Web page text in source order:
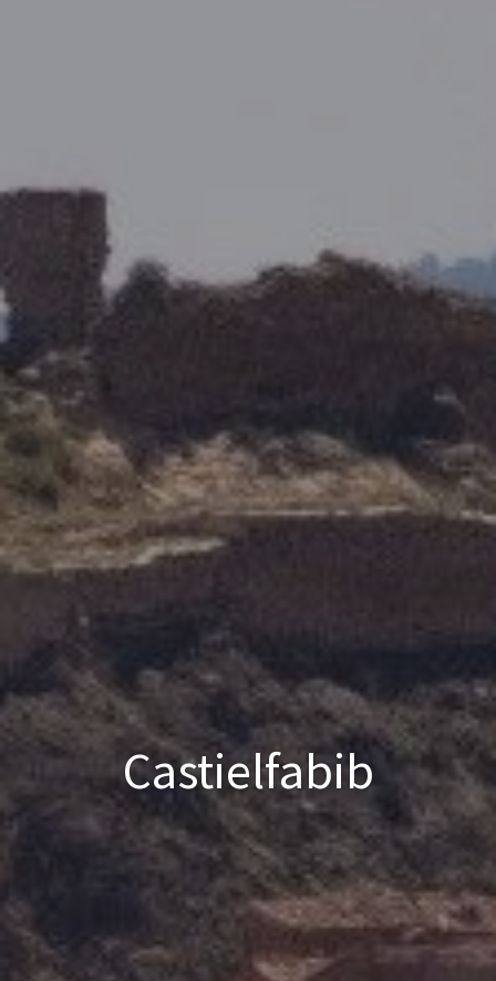
Castielfabib